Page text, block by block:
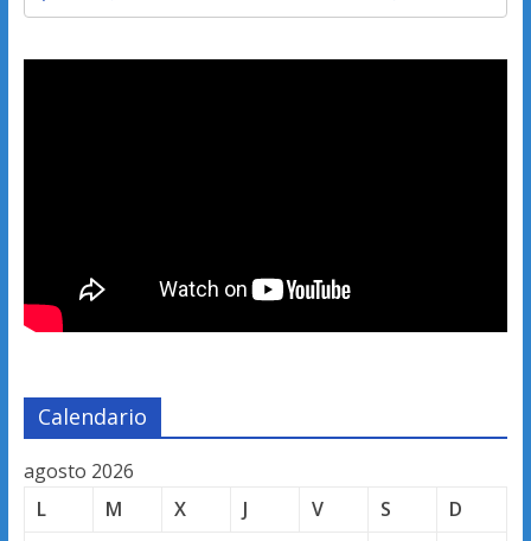
Calendario
agosto 2026
L
M X J V S
D